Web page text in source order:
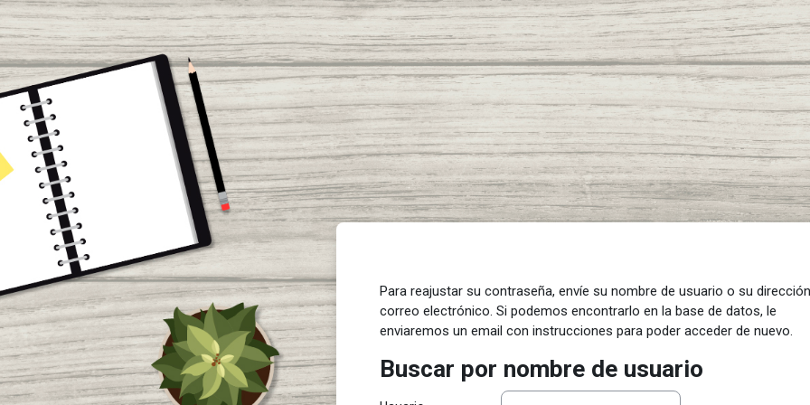
Saltar al contenido principal
Para reajustar su contraseña, envíe su nombre de usuario o su
correo electrónico. Si podemos encontrarlo en la base de datos, le
enviaremos un email con instrucciones para poder acceder de nuevo.
Buscar por nombre de usuario
Buscar por nombre de usuario